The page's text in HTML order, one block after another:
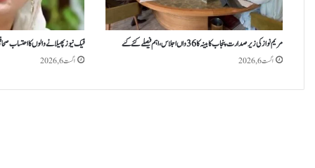
مریم نواز کی زیر صدارت پنجاب کابینہ کا 36واں اجلاس،اہم فیصلے کئے گئے
اگست 6, 2026
فیک نیوز پھیلانے والوں کا احتساب
اگست 6, 2026